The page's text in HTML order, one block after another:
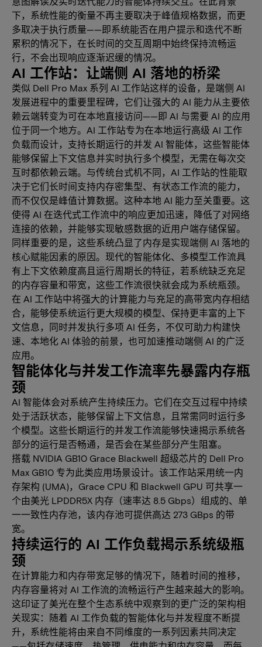
下，系统性能的衡量不再主要取决于峰值规格数据，而更
多取决于执行质量——即系统能否在用户提示和迭代不断
累积的情况下，在长时间的交互周期中始终保持流畅运
行，不会出现响应逐渐迟缓的情况。
AI 工作站：让端侧 AI 落地的桥梁
类似 Dell Pro Max 系列 AI 工作站这样的设备，是端侧 AI
发展进程中的重要里程碑，它们让强大的 AI 能力从主要依
赖云端转变为可在本地直接访问——即 AI 与需要 AI 的应用
位于同一个地方。AI 工作站专为在本地运行高级 AI 工作
负载而设计，支持长期运行的并发 AI 智能体，这些智能体
能够保留上下文信息并实时执行多个模型，无需在每次交
互时都依赖云端。与传统台式机不同，AI 工作站的性能取
决于它们长时间支持内存密集型、有状态工作流的能力，
而不仅仅是峰值计算数据。这种本地 AI 能力至关重要。这
使得 AI 在迭代式工作流中的响应更加迅速，降低了对网络
连接的依赖，并能够实现敏感数据的近用户端存储保留。
同样重要的是，这些系统凸显了内存是实现端侧 AI 落地的
核心赋能因素的原因。现代的智能体化、多模型工作流具
有上下文依赖度高且运行周期长的特征，若系统缺乏充足
的内存容量和带宽，这些工作流很快就会成为系统瓶颈。
在 AI 工作站中将强大的计算能力与充足的高带宽内存相结
合，能够使系统运行更大规模的模型、保持更丰富的上下
文信息，同时并发执行多项 AI 任务，不仅可助力构建快
速、本地化 AI 体验的前景，也可加速推动端侧 AI 的广泛
应用。
智能体化与并发工作流率先暴露内存瓶
颈
AI 智能体会对系统产生持续压力。它们在交互过程中持续
处于活跃状态，能够保留上下文信息，且常需同时运行多
个模型。这些长期运行的并发工作流能够快速揭示系统各
部分的运行是否畅通，是否会在某些部分产生阻塞。
搭载 NVIDIA GB10 Grace Blackwell 超级芯片的 Dell Pro
Max GB10 专为此类应用场景设计。该工作站采用统一内
存架构 (UMA)，Grace CPU 和 Blackwell GPU 可共享一
个由美光 LPDDR5X 内存（速率达 8.5 Gbps）组成的、单
一一致性内存池，该内存池可提供高达 273 GBps 的带
宽。
持续运行的 AI 工作负载揭示系统级瓶
颈
在计算能力和内存带宽足够的情况下，随着时间的推移，
内存容量将对 AI 工作流的流畅运行产生越来越大的影响。
这印证了美光在整个生态系统中观察到的更广泛的架构相
关现实：随着 AI 工作负载的智能体化与并发程度不断提
升，系统性能将由来自不同维度的一系列因素共同决定